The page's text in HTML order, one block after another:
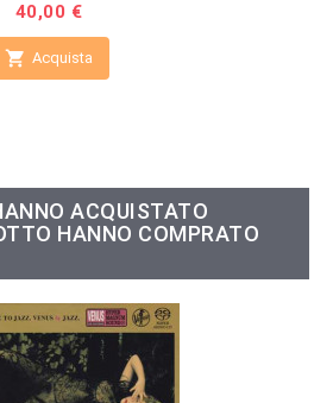
Prezzo
40,00 €
 Acquista
ACQUISTATO
HANNO COMPRATO